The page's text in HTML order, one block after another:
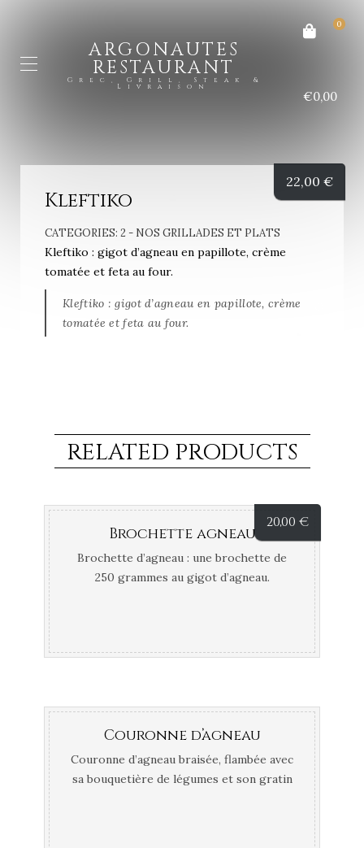
ARGONAUTES
RESTAURANT
Grec, Grill, Steak &
Livraison
0
€0,00
Kleftiko
CATEGORIES: 2 - NOS GRILLADES ET PLATS
Kleftiko : gigot d’agneau en papillote, crème
tomatée et feta au four.
Kleftiko : gigot d’agneau en papillote, crème
tomatée et feta au four.
22,00 €
RELATED PRODUCTS
20,00 €
Brochette agneau
Brochette d’agneau : une brochette de
250 grammes au gigot d’agneau.
Couronne d’agneau
Couronne d’agneau braisée, flambée avec
sa bouquetière de légumes et son gratin